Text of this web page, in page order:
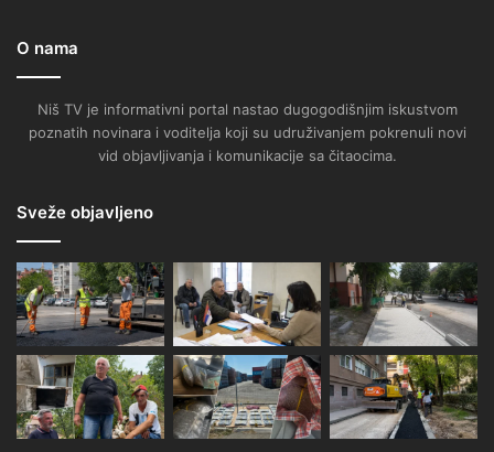
O nama
Niš TV je informativni portal nastao dugogodišnjim iskustvom
poznatih novinara i voditelja koji su udruživanjem pokrenuli novi
vid objavljivanja i komunikacije sa čitaocima.
Sveže objavljeno